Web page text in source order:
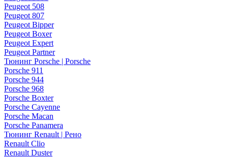
Peugeot 508
Peugeot 807
Peugeot Bipper
Peugeot Boxer
Peugeot Expert
Peugeot Partner
Тюнинг Porsche | Porsche
Porsche 911
Porsche 944
Porsche 968
Porsche Boxter
Porsche Cayenne
Porsche Macan
Porsche Panamera
Тюнинг Renault | Рено
Renault Clio
Renault Duster